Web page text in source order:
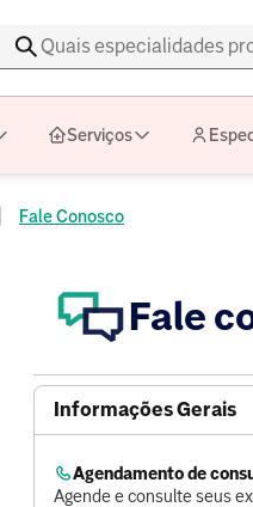
Serviços
Fale Conosco
Fale
Informações Gerais
Agendamento de
Agende e consulte seus